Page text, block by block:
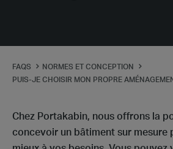
FAQS
NORMES ET CONCEPTION
PUIS-JE CHOISIR MON PROPRE
Chez Portakabin, nous offrons la
concevoir un bâtiment sur mesure